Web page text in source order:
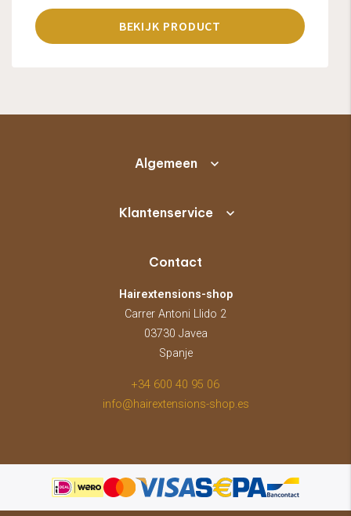
BEKIJK PRODUCT
Algemeen
Klantenservice
Contact
Hairextensions-shop
Carrer Antoni Llido 2
03730 Javea
Spanje
+34 600 40 95 06
info@hairextensions-shop.es